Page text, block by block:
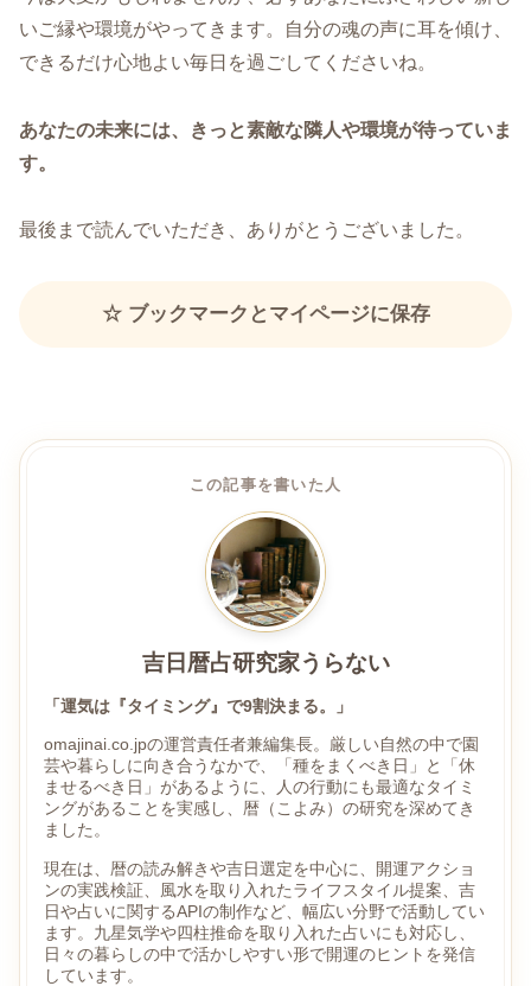
いご縁や環境がやってきます。自分の魂の声に耳を傾け、
できるだけ心地よい毎日を過ごしてくださいね。
あなたの未来には、きっと素敵な隣人や環境が待っていま
す。
最後まで読んでいただき、ありがとうございました。
☆ ブックマークとマイページに保存
この記事を書いた人
吉日暦占研究家うらない
「運気は『タイミング』で9割決まる。」
omajinai.co.jpの運営責任者兼編集長。厳しい自然の中で園
芸や暮らしに向き合うなかで、「種をまくべき日」と「休
ませるべき日」があるように、人の行動にも最適なタイミ
ングがあることを実感し、暦（こよみ）の研究を深めてき
ました。
現在は、暦の読み解きや吉日選定を中心に、開運アクショ
ンの実践検証、風水を取り入れたライフスタイル提案、吉
日や占いに関するAPIの制作など、幅広い分野で活動してい
ます。九星気学や四柱推命を取り入れた占いにも対応し、
日々の暮らしの中で活かしやすい形で開運のヒントを発信
しています。